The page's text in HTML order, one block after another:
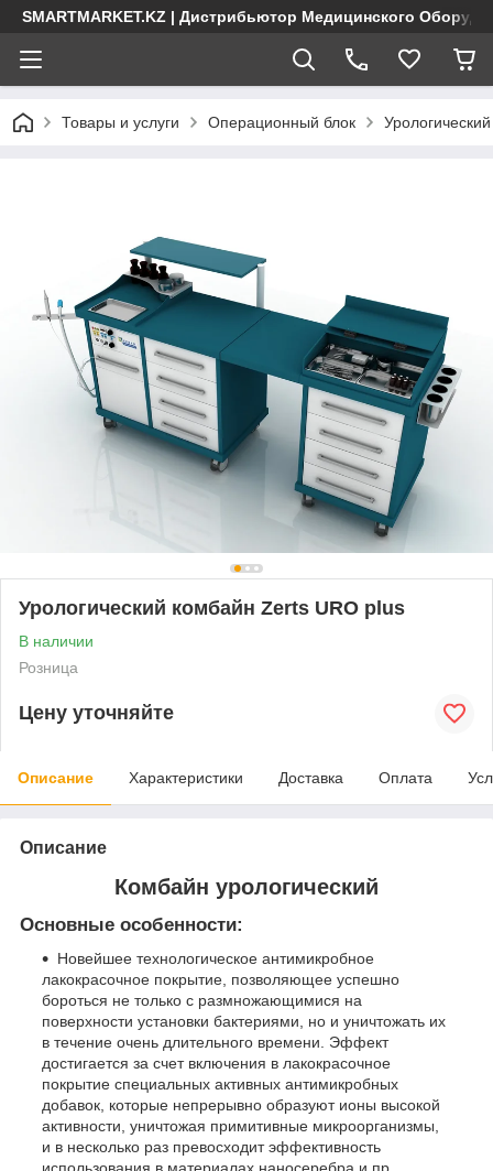
SMARTMARKET.KZ | Дистрибьютор Медицинского
Товары и услуги Операционный блок
Урологический комбайн Zerts URO plus
В наличии
Розница
Цену уточняйте
Описание Характеристики Доставка Оплата
Описание
Комбайн урологический
Основные особенности:
Новейшее технологическое антимикробное
лакокрасочное покрытие, позволяющее успешно
бороться не только с размножающимися на
поверхности установки бактериями, но и уничтожать их
в течение очень длительного времени. Эффект
достигается за счет включения в лакокрасочное
покрытие специальных активных антимикробных
добавок, которые непрерывно образуют ионы высокой
активности, уничтожая примитивные микроорганизмы,
и в несколько раз превосходит эффективность